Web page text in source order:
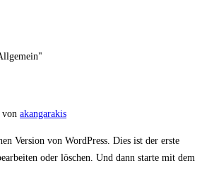
von akangarakis
Version von WordPress. Dies ist der erste
oder löschen. Und dann starte mit dem